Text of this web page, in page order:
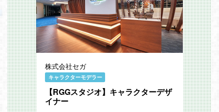
株式会社セガ
キャラクターモデラー
【RGGスタジオ】キャラクターデザ
イナー